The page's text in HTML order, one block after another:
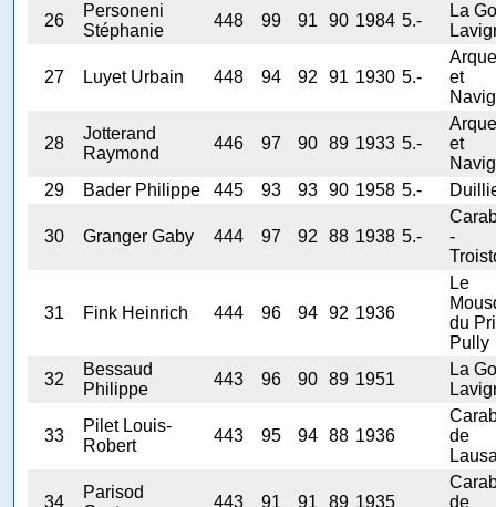
26
Personeni
Stéphanie
448 99 91 90 1984 5.-
La
27 Luyet Urbain 448 94 92 91 1930 5.-
et
28
Jotterand
Raymond
446 97 90 89 1933 5.-
et
29
Bader Philippe 445 93 93 90 1958 5.-
30 Granger Gaby 444 97 92 88 1938 5.-
-
31 Fink Heinrich 444 96 94 92 1936
Le
du
Pully
32
Bessaud
Philippe
443 96 90 89 1951
La
33
Pilet Louis-
Robert
443 95 94 88 1936
de
34
Parisod
443 91 91 89 1935
de